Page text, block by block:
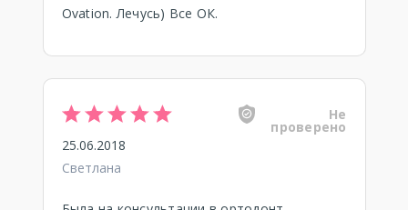
Ovation. Лечусь) Все ОК.
Не
проверено
25.06.2018
Светлана